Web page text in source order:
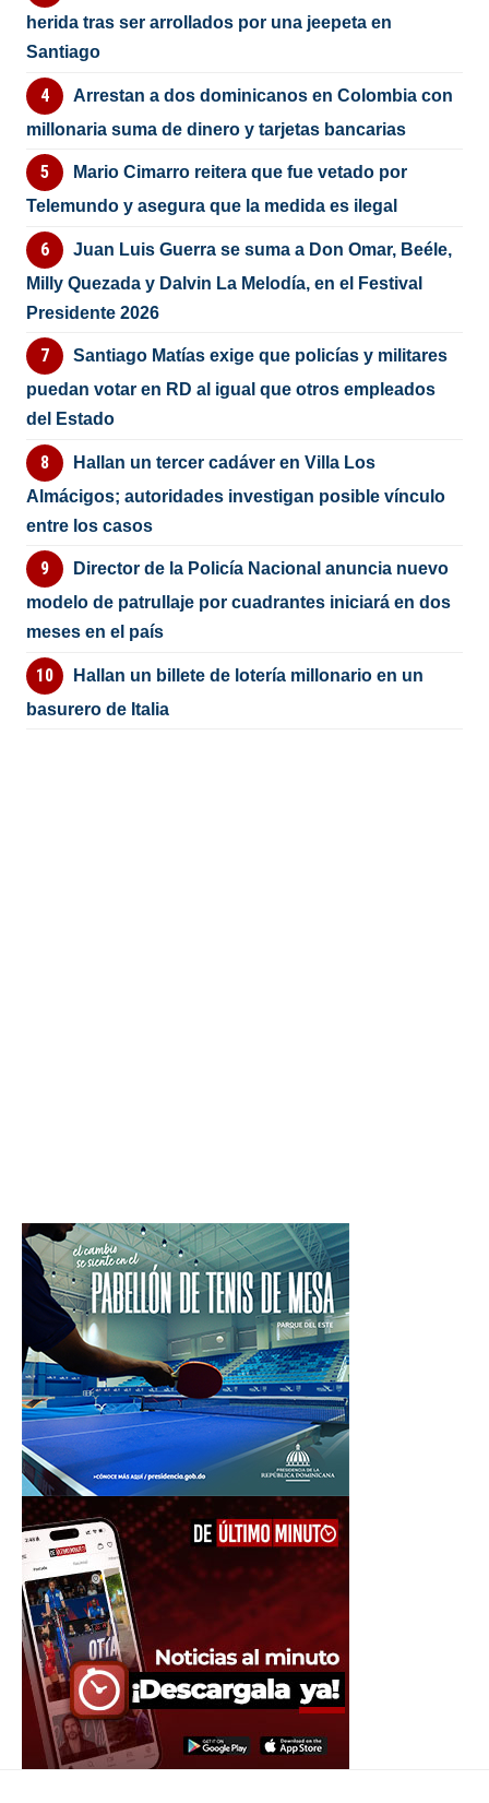
herida tras ser arrollados por una jeepeta en
Santiago
Arrestan a dos dominicanos en Colombia con
millonaria suma de dinero y tarjetas bancarias
Mario Cimarro reitera que fue vetado por
Telemundo y asegura que la medida es ilegal
Juan Luis Guerra se suma a Don Omar, Beéle,
Milly Quezada y Dalvin La Melodía, en el Festival
Presidente 2026
Santiago Matías exige que policías y militares
puedan votar en RD al igual que otros empleados
del Estado
Hallan un tercer cadáver en Villa Los
Almácigos; autoridades investigan posible vínculo
entre los casos
Director de la Policía Nacional anuncia nuevo
modelo de patrullaje por cuadrantes iniciará en dos
meses en el país
Hallan un billete de lotería millonario en un
basurero de Italia